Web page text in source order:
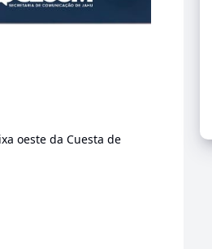
oeste da Cuesta de